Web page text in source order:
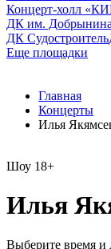
Концерт-холл
ДК им. Добрынина
ДК Судостроитель
Еще площадки
Главная
Концерты
Илья
Шоу 18+
Илья
Выберите время и